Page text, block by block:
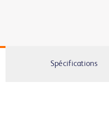
Spécifications